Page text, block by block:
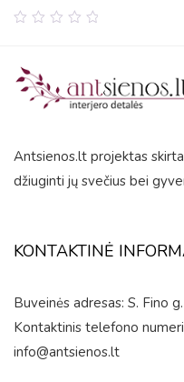
5
Antsienos.lt projektas
džiuginti jų svečius bei
KONTAKTINĖ
Buveinės adresas: S. Fino
Kontaktinis telefono
info@antsienos.lt